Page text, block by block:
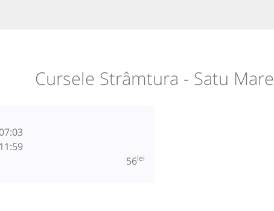
Cursele Strâmtura - Satu Mare
11:59
56lei